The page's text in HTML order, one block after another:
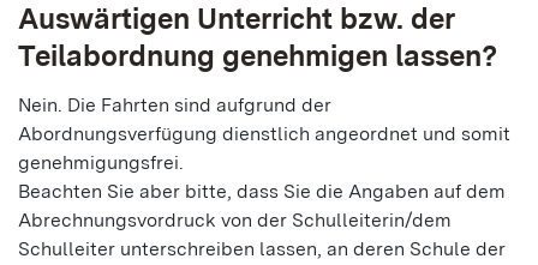
Auswärtigen Unterricht bzw. der
Teilabordnung genehmigen lassen?
Nein. Die Fahrten sind aufgrund der
Abordnungsverfügung dienstlich angeordnet und somit
genehmigungsfrei.
Beachten Sie aber bitte, dass Sie die Angaben auf dem
Abrechnungsvordruck von der Schulleiterin/dem
Schulleiter unterschreiben lassen, an deren Schule der